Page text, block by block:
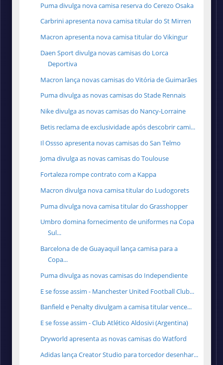
Puma divulga nova camisa reserva do Cerezo Osaka
Carbrini apresenta nova camisa titular do St Mirren
Macron apresenta nova camisa titular do Vikingur
Daen Sport divulga novas camisas do Lorca
Deportiva
Macron lança novas camisas do Vitória de Guimarães
Puma divulga as novas camisas do Stade Rennais
Nike divulga as novas camisas do Nancy-Lorraine
Betis reclama de exclusividade após descobrir cami...
Il Ossso apresenta novas camisas do San Telmo
Joma divulga as novas camisas do Toulouse
Fortaleza rompe contrato com a Kappa
Macron divulga nova camisa titular do Ludogorets
Puma divulga nova camisa titular do Grasshopper
Umbro domina fornecimento de uniformes na Copa
Sul...
Barcelona de de Guayaquil lança camisa para a
Copa...
Puma divulga as novas camisas do Independiente
E se fosse assim - Manchester United Football Club...
Banfield e Penalty divulgam a camisa titular vence...
E se fosse assim - Club Atlético Aldosivi (Argentina)
Dryworld apresenta as novas camisas do Watford
Adidas lança Creator Studio para torcedor desenhar...